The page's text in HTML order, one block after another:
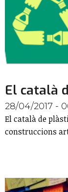
El català
28/04/2017 -
El català de
construccions